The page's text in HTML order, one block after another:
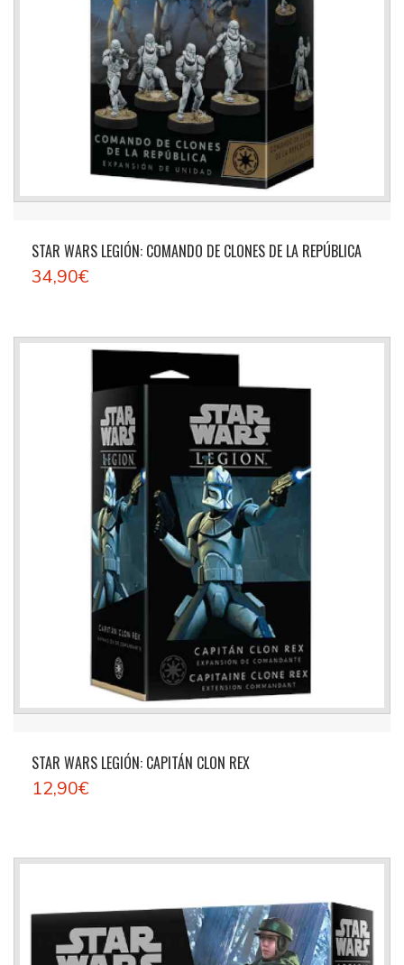
STAR WARS LEGIÓN: COMANDO DE CLONES DE LA REPÚBLICA
34,90€
STAR WARS LEGIÓN: CAPITÁN CLON REX
12,90€